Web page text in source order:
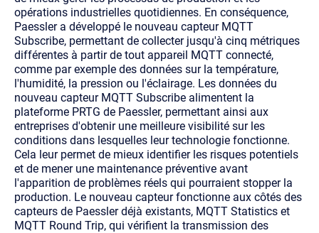
opérations industrielles quotidiennes. En conséquence,
Paessler a développé le nouveau capteur MQTT
Subscribe, permettant de collecter jusqu'à cinq métriques
différentes à partir de tout appareil MQTT connecté,
comme par exemple des données sur la température,
l'humidité, la pression ou l'éclairage. Les données du
nouveau capteur MQTT Subscribe alimentent la
plateforme PRTG de Paessler, permettant ainsi aux
entreprises d'obtenir une meilleure visibilité sur les
conditions dans lesquelles leur technologie fonctionne.
Cela leur permet de mieux identifier les risques potentiels
et de mener une maintenance préventive avant
l'apparition de problèmes réels qui pourraient stopper la
production. Le nouveau capteur fonctionne aux côtés des
capteurs de Paessler déjà existants, MQTT Statistics et
MQTT Round Trip, qui vérifient la transmission des